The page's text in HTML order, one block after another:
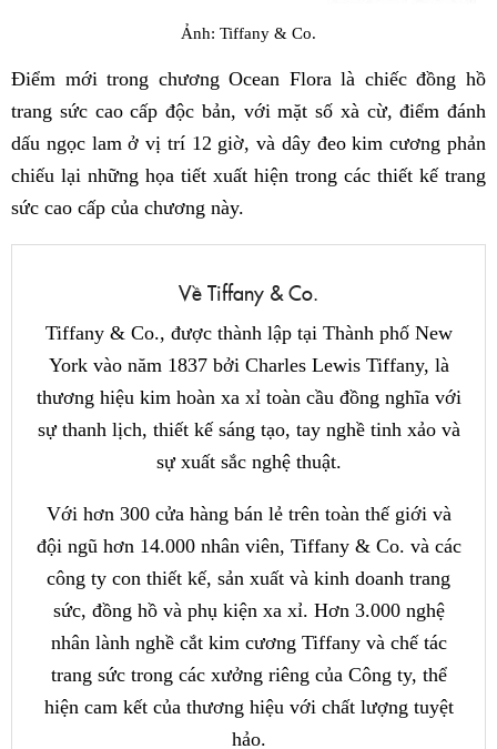
Ảnh: Tiffany & Co.
Điểm mới trong chương Ocean Flora là chiếc đồng hồ
trang sức cao cấp độc bản, với mặt số xà cừ, điểm đánh
dấu ngọc lam ở vị trí 12 giờ, và dây đeo kim cương phản
chiếu lại những họa tiết xuất hiện trong các thiết kế trang
sức cao cấp của chương này.
Về Tiffany & Co.
Tiffany & Co., được thành lập tại Thành phố New
York vào năm 1837 bởi Charles Lewis Tiffany, là
thương hiệu kim hoàn xa xỉ toàn cầu đồng nghĩa với
sự thanh lịch, thiết kế sáng tạo, tay nghề tinh xảo và
sự xuất sắc nghệ thuật.
Với hơn 300 cửa hàng bán lẻ trên toàn thế giới và
đội ngũ hơn 14.000 nhân viên, Tiffany & Co. và các
công ty con thiết kế, sản xuất và kinh doanh trang
sức, đồng hồ và phụ kiện xa xỉ. Hơn 3.000 nghệ
nhân lành nghề cắt kim cương Tiffany và chế tác
trang sức trong các xưởng riêng của Công ty, thể
hiện cam kết của thương hiệu với chất lượng tuyệt
hảo.